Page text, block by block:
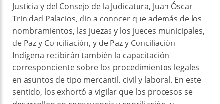
Justicia y del Consejo de la Judicatura, Juan Óscar
Trinidad Palacios, dio a conocer que además de los
nombramientos, las juezas y los jueces municipales,
de Paz y Conciliación, y de Paz y Conciliación
Indígena recibirán también la capacitación
correspondiente sobre los procedimientos legales
en asuntos de tipo mercantil, civil y laboral. En este
sentido, los exhortó a vigilar que los procesos se